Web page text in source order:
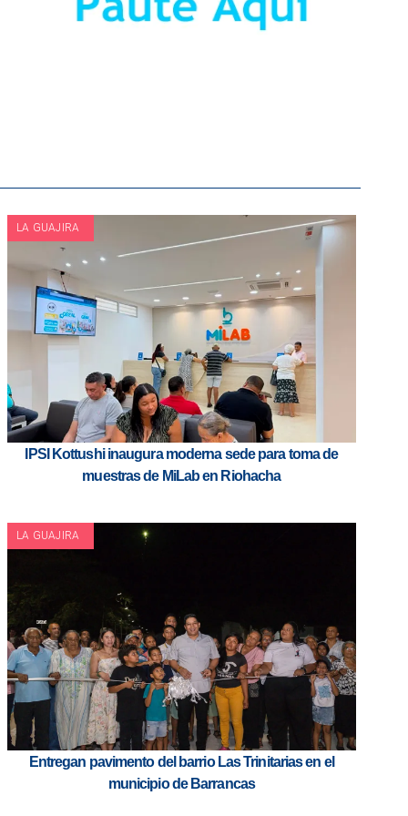
LA GUAJIRA
IPSI Kottushi inaugura moderna sede para toma de
muestras de MiLab en Riohacha
LA GUAJIRA
Entregan pavimento del barrio Las Trinitarias en el
municipio de Barrancas